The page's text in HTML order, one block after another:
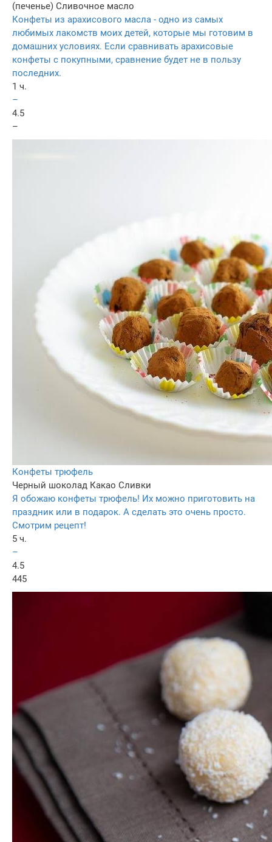
(печенье) Сливочное масло
Конфеты из арахисового масла - одно из самых
любимых лакомств моих детей, которые мы готовим в
домашних условиях. Если сравнивать арахисовые
конфеты с покупными, сравнение будет не в пользу
последних.
1 ч.
–
4.5
–
Конфеты трюфель
Черный шоколад Какао Сливки
Я обожаю конфеты трюфель! Их можно приготовить на
праздник или в подарок. А сделать это очень просто.
Смотрим рецепт!
5 ч.
–
4.5
445